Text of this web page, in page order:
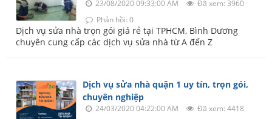
23/08/2020 09:33:00 AM
Đã xem: 3960
Phản hồi: 0
Dịch vụ sửa nhà trọn gói giá rẻ tại TPHCM, Bình Dương
chuyên cung cấp các dịch vụ sửa nhà từ A đến Z
Dịch vụ sửa nhà quận 1 uy tín, trọn gói,
chuyên nghiệp
24/03/2020 04:22:00 AM Đã xem: 4418